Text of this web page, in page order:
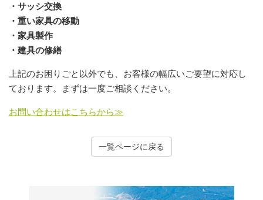
・サッシ交換
・重い家具の移動
・家具製作
・建具の修繕
上記のお困りごと以外でも、お客様の幅広いご要望に対応し
ております。まずは一度ご相談ください。
お問い合わせはこちらから≫
一覧ページに戻る